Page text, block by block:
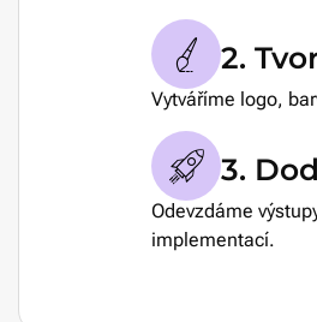
2.
Vytváříme logo,
3.
Odevzdáme
implementací.